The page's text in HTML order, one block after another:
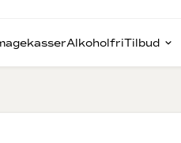
AlkoholfriTilbud